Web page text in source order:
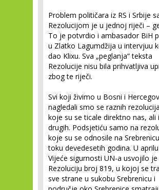
Problem političara iz RS i Srbije
Rezolucijom je u jednoj riječi –
To je potvrdio i ambasador BiH
u Zlatko Lagumdžija u intervjuu
dao Klixu. Sva „peglanja“ teksta
Rezolucije nisu bila prihvatljiva
zbog te riječi.
Svi koji živimo u Bosni i
nagledali smo se raznih
koje su se ticale direktno nas, ali i
drugih. Podsjetiću samo na
koje su se odnosile na
toku devedesetih godina. U
Vijeće sigurnosti UN-a usvojilo je
Rezoluciju broj 819, u kojoj se
sve strane u sukobu Srebrenicu i